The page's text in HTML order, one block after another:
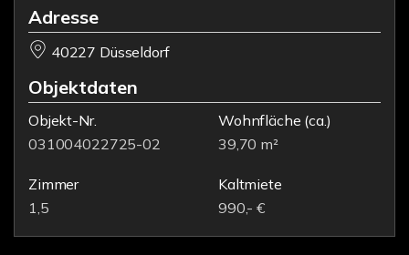
Adresse
40227 Düsseldorf
Objektdaten
Objekt-Nr.
031004022725-02
Wohnfläche (ca.)
39,70 m²
Zimmer
1,5
Kaltmiete
990,- €